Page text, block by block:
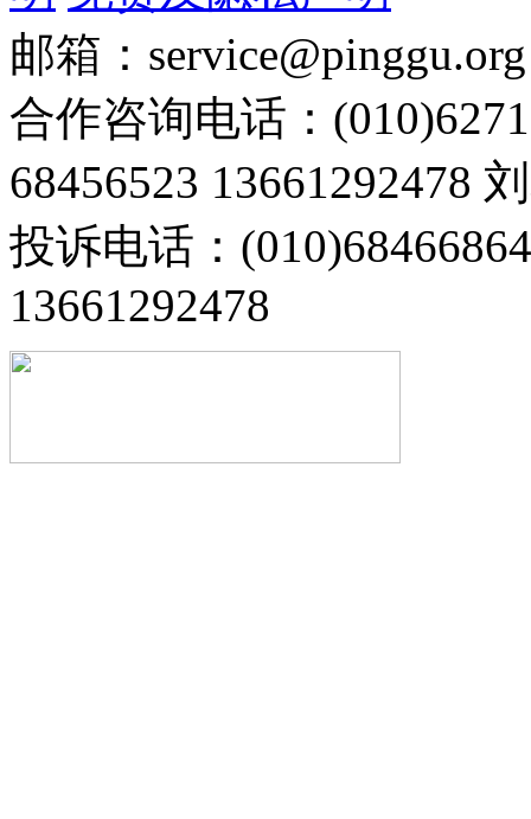
邮箱：service@pinggu.org
合作咨询电话：
68456523 13661292478
投诉电话：
13661292478